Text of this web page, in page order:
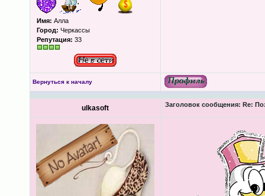
Имя: Алла
Город: Черкассы
Репутация: 33
Вернуться к началу
ulkasoft Заголовок сообщения: Re: